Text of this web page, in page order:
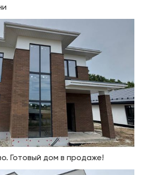
Готовый дом в продаже!